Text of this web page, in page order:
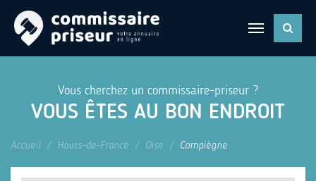
Vous cherchez un commissaire-priseur ?
VOUS ÊTES AU BON ENDROIT
Accueil Hauts-de-France Oise Compiègne